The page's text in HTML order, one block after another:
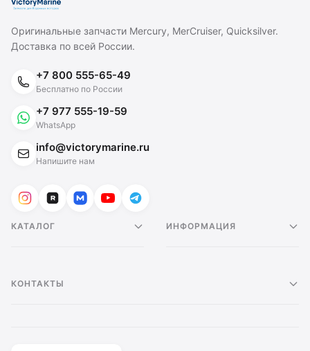
Оригинальные запчасти Mercury, MerCruiser, Quicksilver.
Доставка по всей России.
+7 800 555-65-49
Бесплатно по России
+7 977 555-19-59
WhatsApp
info@victorymarine.ru
Напишите нам
КАТАЛОГ ИНФОРМАЦИЯ
КОНТАКТЫ